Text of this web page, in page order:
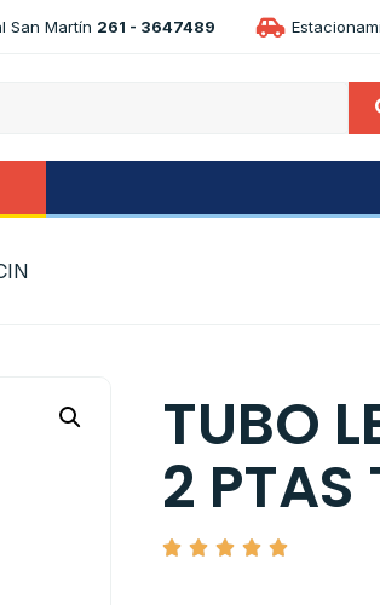
San Martín 261 - 3647489
TUBO
2 PTAS